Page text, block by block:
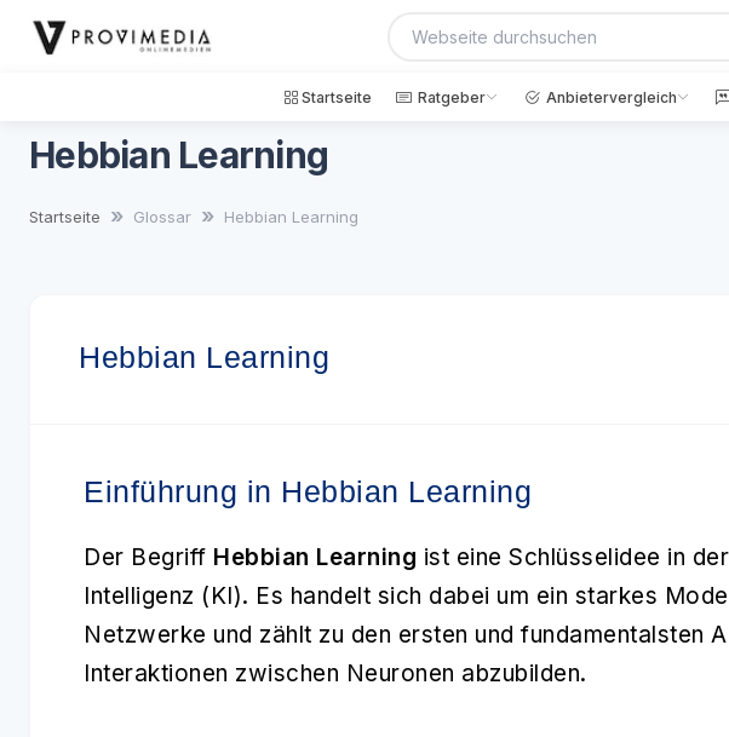
Startseite Ratgeber Anbietervergleich
Hebbian Learning
Startseite Glossar Hebbian Learning
Hebbian Learning
Einführung in Hebbian Learning
Der Begriff Hebbian Learning ist eine Schlüsselidee in
Intelligenz (KI). Es handelt sich dabei um ein starkes
Netzwerke und zählt zu den ersten und fundamentalsten
Interaktionen zwischen Neuronen abzubilden.